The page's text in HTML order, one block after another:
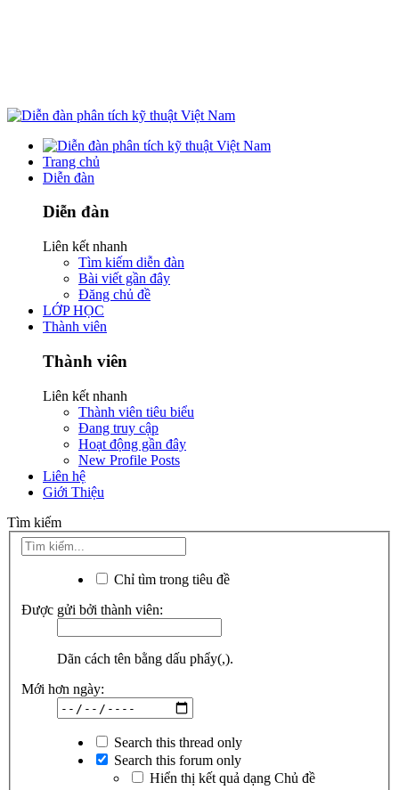
Trang chủ
Diễn đàn
Diễn đàn
Liên kết nhanh
Tìm kiếm diễn đàn
Bài viết gần đây
Đăng chủ đề
LỚP HỌC
Thành viên
Thành viên
Liên kết nhanh
Thành viên tiêu biểu
Đang truy cập
Hoạt động gần đây
New Profile Posts
Liên hệ
Giới Thiệu
Tìm kiếm
Chỉ tìm trong tiêu đề
Được gửi bởi thành viên:
Dãn cách tên bằng dấu phẩy(,).
Mới hơn ngày:
Search this thread only
Search this forum only
Hiển thị kết quả dạng Chủ đề